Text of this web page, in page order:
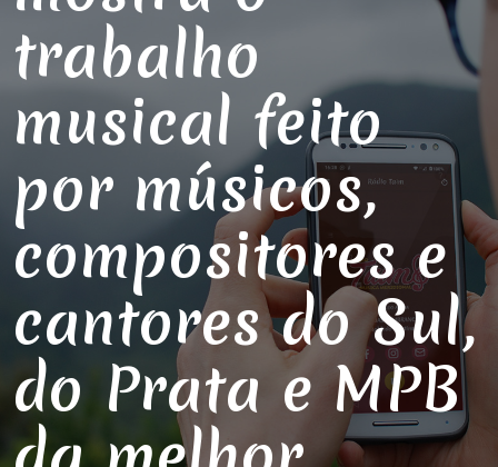
trabalho
musical feito
por músicos,
compositores e
cantores do Sul,
do Prata e MPB